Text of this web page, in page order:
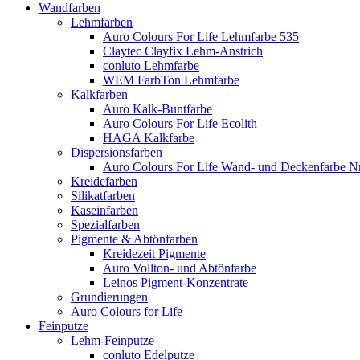
Wandfarben
Lehmfarben
Auro Colours For Life Lehmfarbe 535
Claytec Clayfix Lehm-Anstrich
conluto Lehmfarbe
WEM FarbTon Lehmfarbe
Kalkfarben
Auro Kalk-Buntfarbe
Auro Colours For Life Ecolith
HAGA Kalkfarbe
Dispersionsfarben
Auro Colours For Life Wand- und Deckenfarbe
Kreidefarben
Silikatfarben
Kaseinfarben
Spezialfarben
Pigmente & Abtönfarben
Kreidezeit Pigmente
Auro Vollton- und Abtönfarbe
Leinos Pigment-Konzentrate
Grundierungen
Auro Colours for Life
Feinputze
Lehm-Feinputze
conluto Edelputze